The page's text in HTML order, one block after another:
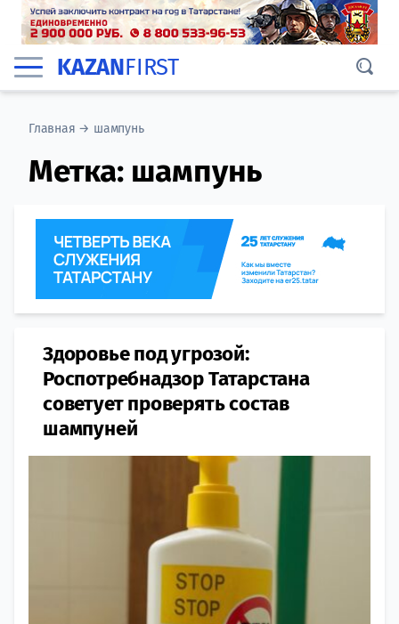
KAZANFIRST
Главная → шампунь
Метка: шампунь
Здоровье под угрозой:
Роспотребнадзор Татарстана
советует проверять состав
шампуней